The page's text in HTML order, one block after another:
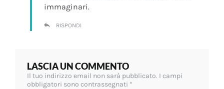
immaginari.
RISPONDI
LASCIA UN COMMENTO
Il tuo indirizzo email non sarà pubblicato. I campi
obbligatori sono contrassegnati *